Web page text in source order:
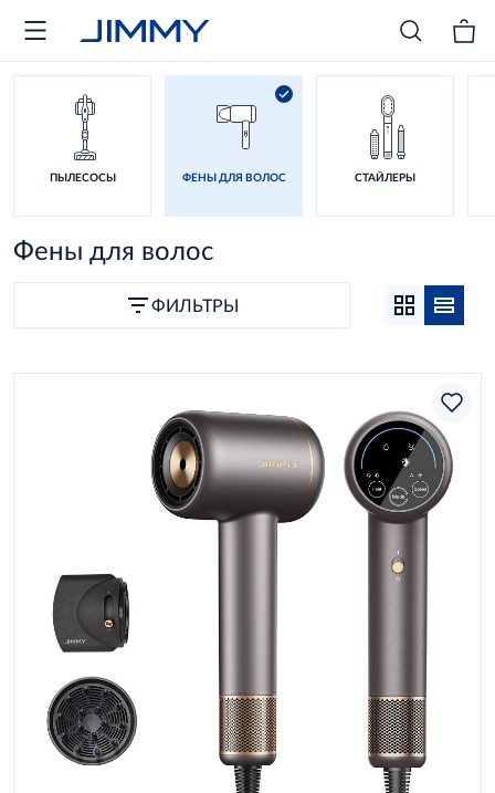
ПЫЛЕСОСЫ ФЕНЫ ДЛЯ ВОЛОС СТАЙЛЕРЫ
Фены для волос
ФИЛЬТРЫ